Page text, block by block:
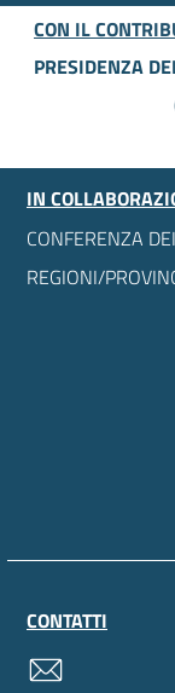
CON IL
PRESIDENZA
IN
CONFERENZA
REGIONI/
CONTATTI